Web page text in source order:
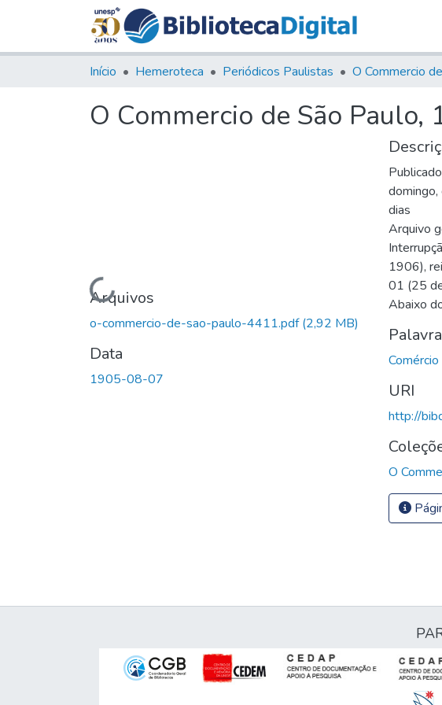
Início Hemeroteca Periódicos Paulistas O Commercio
O Commercio de São Paulo,
Carregando...
Arquivos
o-commercio-de-sao-paulo-4411.pdf(2,92 MB)
Data
1905-08-07
dias
Arquivo
1906),
01 (25
Abaixo
URI
http://
O